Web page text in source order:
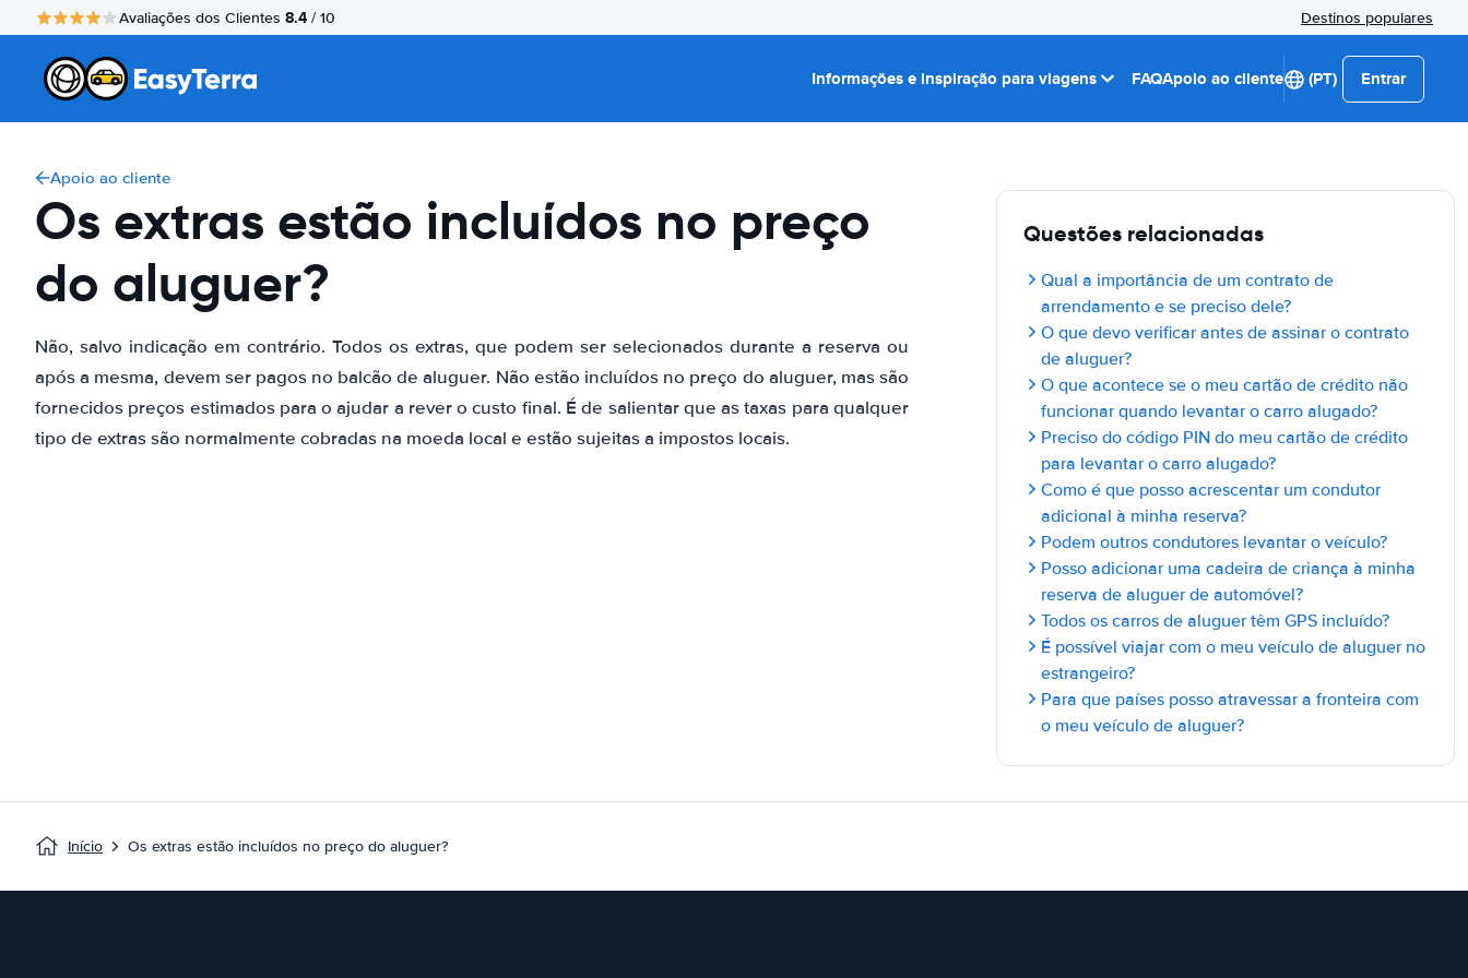
Avaliações dos Clientes 8.4 / 10 Destinos populares
Informações e inspiração para viagens FAQApoio ao cliente (PT) Entrar
Apoio ao cliente
Os extras estão incluídos no preço
do aluguer?
Não, salvo indicação em contrário. Todos os extras, que podem ser selecionados durante a reserva ou
após a mesma, devem ser pagos no balcão de aluguer. Não estão incluídos no preço do aluguer, mas são
fornecidos preços estimados para o ajudar a rever o custo final. É de salientar que as taxas para qualquer
tipo de extras são normalmente cobradas na moeda local e estão sujeitas a impostos locais.
Questões relacionadas
Qual a importância de um contrato de
arrendamento e se preciso dele?
O que devo verificar antes de assinar o contrato
de aluguer?
O que acontece se o meu cartão de crédito não
funcionar quando levantar o carro alugado?
Preciso do código PIN do meu cartão de crédito
para levantar o carro alugado?
Como é que posso acrescentar um condutor
adicional à minha reserva?
Podem outros condutores levantar o veículo?
Posso adicionar uma cadeira de criança à minha
reserva de aluguer de automóvel?
Todos os carros de aluguer têm GPS incluído?
É possível viajar com o meu veículo de aluguer no
estrangeiro?
Para que países posso atravessar a fronteira com
o meu veículo de aluguer?
Início Os extras estão incluídos no preço do aluguer?